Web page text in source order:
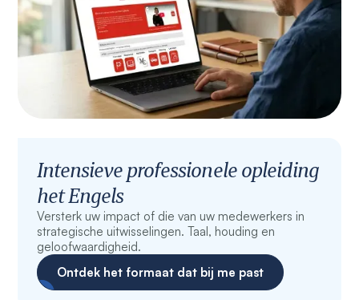
Intensieve professionele opleiding
het Engels
Versterk uw impact of die van uw medewerkers in
strategische uitwisselingen. Taal, houding en
geloofwaardigheid.
Ontdek het formaat dat bij me past